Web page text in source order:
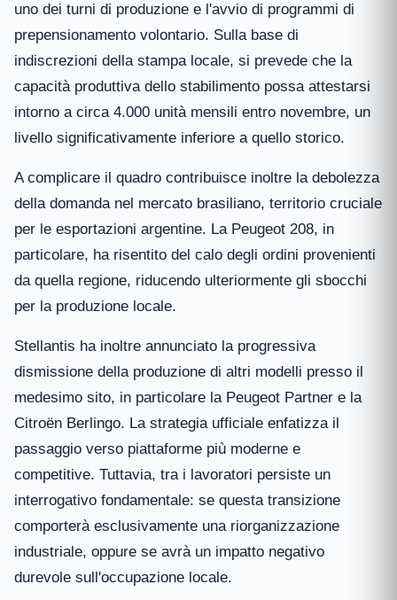
uno dei turni di produzione e l'avvio di programmi di
prepensionamento volontario. Sulla base di
indiscrezioni della stampa locale, si prevede che la
capacità produttiva dello stabilimento possa attestarsi
intorno a circa 4.000 unità mensili entro novembre, un
livello significativamente inferiore a quello storico.
A complicare il quadro contribuisce inoltre la debolezza
della domanda nel mercato brasiliano, territorio cruciale
per le esportazioni argentine. La Peugeot 208, in
particolare, ha risentito del calo degli ordini provenienti
da quella regione, riducendo ulteriormente gli sbocchi
per la produzione locale.
Stellantis ha inoltre annunciato la progressiva
dismissione della produzione di altri modelli presso il
medesimo sito, in particolare la Peugeot Partner e la
Citroën Berlingo. La strategia ufficiale enfatizza il
passaggio verso piattaforme più moderne e
competitive. Tuttavia, tra i lavoratori persiste un
interrogativo fondamentale: se questa transizione
comporterà esclusivamente una riorganizzazione
industriale, oppure se avrà un impatto negativo
durevole sull'occupazione locale.